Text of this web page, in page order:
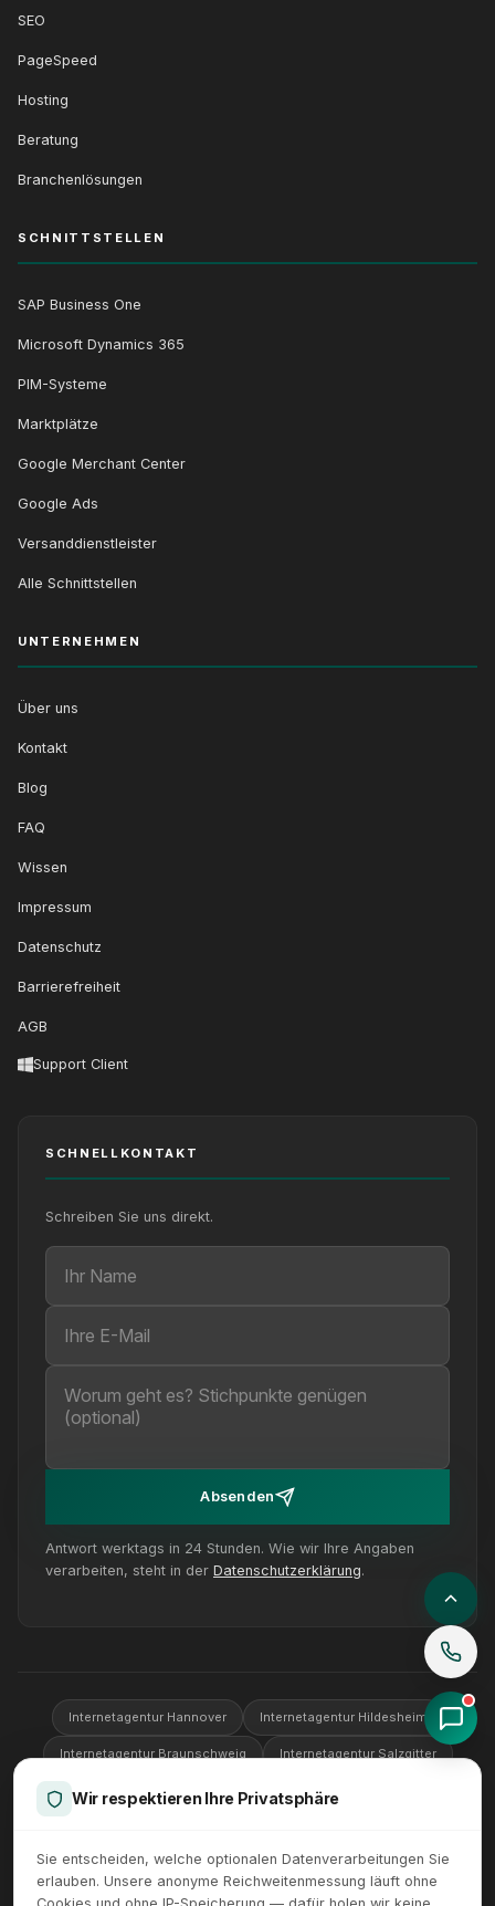
SEO
PageSpeed
Hosting
Beratung
Branchenlösungen
SCHNITTSTELLEN
SAP Business One
Microsoft Dynamics 365
PIM-Systeme
Marktplätze
Google Merchant Center
Google Ads
Versanddienstleister
Alle Schnittstellen
UNTERNEHMEN
Über uns
Kontakt
Blog
FAQ
Wissen
Impressum
Datenschutz
Barrierefreiheit
AGB
Support Client
SCHNELLKONTAKT
Schreiben Sie uns direkt.
Ihr Name
Ihre E-Mail
Ihre Nachricht (optional)
Absenden
Antwort werktags in 24 Stunden. Wie wir Ihre Angaben
verarbeiten, steht in der Datenschutzerklärung.
Internetagentur Hannover Internetagentur Hildesheim
Internetagentur Braunschweig Internetagentur Salzgitter
Internetagentur Wolfsburg Internetagentur Göttingen
Wir respektieren Ihre Privatsphäre
Sie entscheiden, welche optionalen Datenverarbeitungen Sie
erlauben. Unsere anonyme Reichweitenmessung läuft ohne